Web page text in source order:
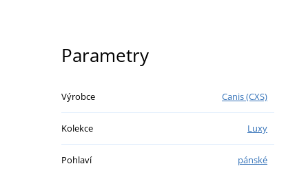
Parametry
Výrobce Canis (CXS)
Kolekce Luxy
Pohlaví pánské